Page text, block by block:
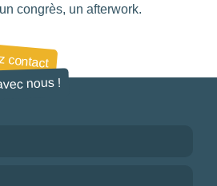
congrès, un afterwork.
contact
nous !